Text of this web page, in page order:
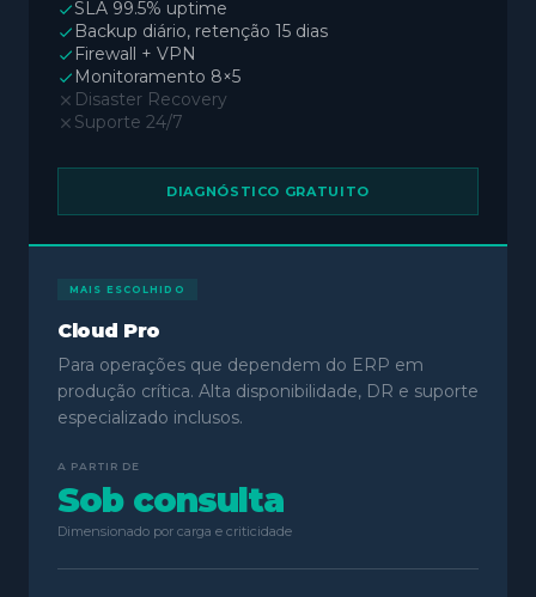
SLA 99.5% uptime
Backup diário, retenção 15 dias
Firewall + VPN
Monitoramento 8×5
Disaster Recovery
Suporte 24/7
DIAGNÓSTICO GRATUITO
MAIS ESCOLHIDO
Cloud Pro
Para operações que dependem do ERP em
produção crítica. Alta disponibilidade, DR e suporte
especializado inclusos.
A PARTIR DE
Sob consulta
Dimensionado por carga e criticidade